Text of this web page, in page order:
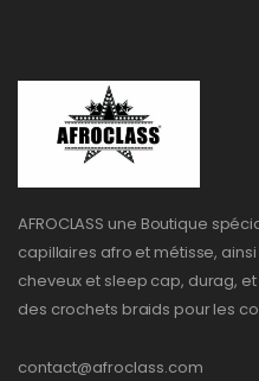
AFROCLASS une Boutique
capillaires afro et métisse,
cheveux et sleep cap, durag,
des crochets braids pour les
contact@afroclass.com